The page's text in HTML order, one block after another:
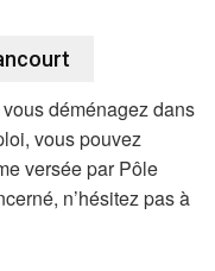
déménagez dans
vous pouvez
versée par Pôle
n’hésitez pas à